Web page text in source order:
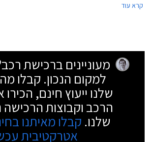
קרא עוד
מעוניינים ברכישת
למקום הנכון. קבלו
שלנו ייעוץ חינם,
הרכב וקבוצות הרכישה
שלנו. קבלו מאיתנו
אטרקטיבית